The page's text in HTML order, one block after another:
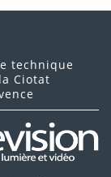
technique
Ciotat